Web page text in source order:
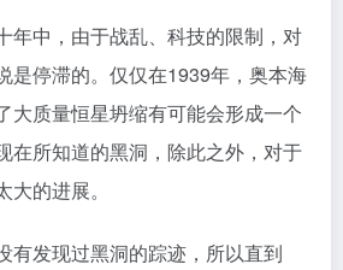
中，由于战乱、科技的限制，对
是停滞的。仅仅在1939年，奥本海
大质量恒星坍缩有可能会形成一个
在所知道的黑洞，除此之外，对于
的进展。
发现过黑洞的踪迹，所以直到